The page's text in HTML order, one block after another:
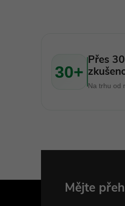
30+
Přes
Na trhu od
Mějte